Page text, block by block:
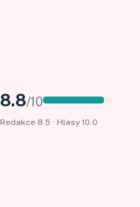
8.8/10
Redakce 8.5 · Hlasy 10.0